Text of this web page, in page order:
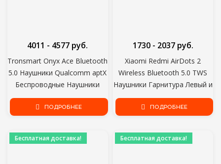
Tronsmart Onyx Ace Bluetooth
5.0 Наушники Qualcomm aptX
Беспроводные Наушники
Шумоподавление с 4
микрофонами,24 ЧАСА
4011 - 4577 руб.
ПОДРОБНЕЕ
Xiaomi Redmi AirDots 2
Wireless Bluetooth 5.0 TWS
Наушники Гарнитура Левый и
Правый Режим Низкой
Задержки Mi True Wireless
1730 - 2037 руб.
ПОДРОБНЕЕ
Бесплатная доставка! Бесплатная доставка!